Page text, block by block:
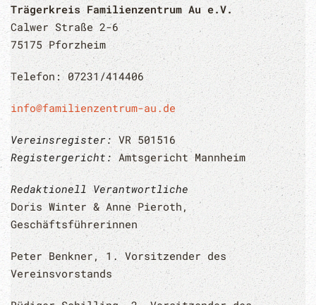
Trägerkreis Familienzentrum Au e.V.
Calwer Straße 2-6
75175 Pforzheim
Telefon: 07231/414406
info@familienzentrum-au.de
Vereinsregister:VR 501516
Registergericht: Amtsgericht Mannheim
Redaktionell Verantwortliche
Doris Winter & Anne Pieroth,
Geschäftsführerinnen
Peter Benkner, 1. Vorsitzender des
Vereinsvorstands